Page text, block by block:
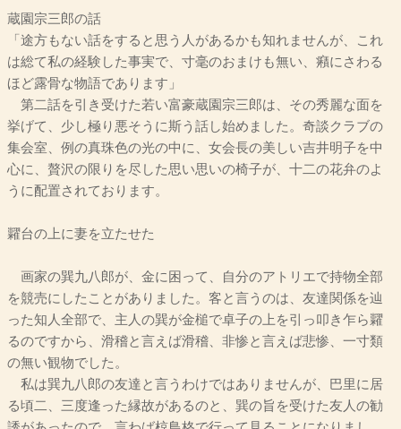
蔵園宗三郎の話
「途方もない話をすると思う人があるかも知れませんが、これ
は総て私の経験した事実で、寸毫のおまけも無い、癪にさわる
ほど露骨な物語であります」
第二話を引き受けた若い富豪蔵園宗三郎は、その秀麗な面を
挙げて、少し極り悪そうに斯う話し始めました。奇談クラブの
集会室、例の真珠色の光の中に、女会長の美しい吉井明子を中
心に、贅沢の限りを尽した思い思いの椅子が、十二の花弁のよ
うに配置されております。
糶台の上に妻を立たせた
画家の巽九八郎が、金に困って、自分のアトリエで持物全部
を競売にしたことがありました。客と言うのは、友達関係を辿
った知人全部で、主人の巽が金槌で卓子の上を引っ叩き乍ら糶
るのですから、滑稽と言えば滑稽、非惨と言えば悲惨、一寸類
の無い観物でした。
私は巽九八郎の友達と言うわけではありませんが、巴里に居
る頃二、三度逢った縁故があるのと、巽の旨を受けた友人の勧